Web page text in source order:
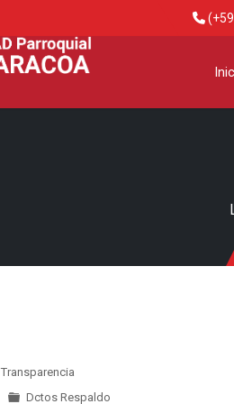
Transparencia
Dctos Respaldo